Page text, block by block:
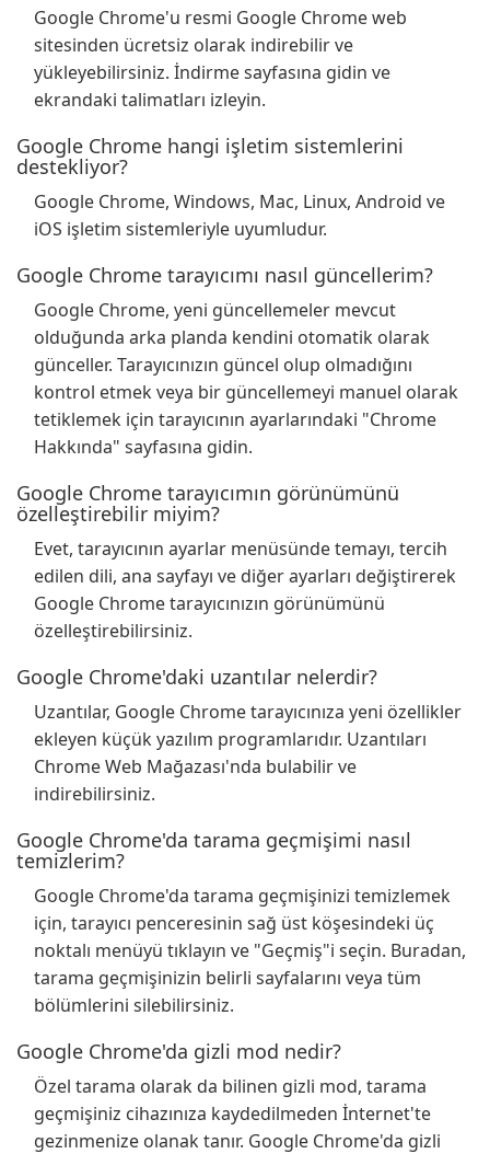
Google Chrome'u resmi Google Chrome web
sitesinden ücretsiz olarak indirebilir ve
yükleyebilirsiniz. İndirme sayfasına gidin ve
ekrandaki talimatları izleyin.
Google Chrome hangi işletim sistemlerini
destekliyor?
Google Chrome, Windows, Mac, Linux, Android ve
iOS işletim sistemleriyle uyumludur.
Google Chrome tarayıcımı nasıl güncellerim?
Google Chrome, yeni güncellemeler mevcut
olduğunda arka planda kendini otomatik olarak
günceller. Tarayıcınızın güncel olup olmadığını
kontrol etmek veya bir güncellemeyi manuel olarak
tetiklemek için tarayıcının ayarlarındaki "Chrome
Hakkında" sayfasına gidin.
Google Chrome tarayıcımın görünümünü
özelleştirebilir miyim?
Evet, tarayıcının ayarlar menüsünde temayı, tercih
edilen dili, ana sayfayı ve diğer ayarları değiştirerek
Google Chrome tarayıcınızın görünümünü
özelleştirebilirsiniz.
Google Chrome'daki uzantılar nelerdir?
Uzantılar, Google Chrome tarayıcınıza yeni özellikler
ekleyen küçük yazılım programlarıdır. Uzantıları
Chrome Web Mağazası'nda bulabilir ve
indirebilirsiniz.
Google Chrome'da tarama geçmişimi nasıl
temizlerim?
Google Chrome'da tarama geçmişinizi temizlemek
için, tarayıcı penceresinin sağ üst köşesindeki üç
noktalı menüyü tıklayın ve "Geçmiş"i seçin. Buradan,
tarama geçmişinizin belirli sayfalarını veya tüm
bölümlerini silebilirsiniz.
Google Chrome'da gizli mod nedir?
Özel tarama olarak da bilinen gizli mod, tarama
geçmişiniz cihazınıza kaydedilmeden İnternet'te
gezinmenize olanak tanır. Google Chrome'da gizli